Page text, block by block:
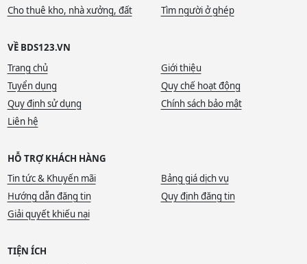
Cho thuê kho, nhà xưởng, đất
Tìm người ở ghép
VỀ BDS123.VN
Trang chủ
Giới thiệu
Tuyển dụng
Quy chế hoạt động
Quy định sử dụng
Chính sách bảo mật
Liên hệ
HỖ TRỢ KHÁCH HÀNG
Tin tức & Khuyến mãi
Bảng giá dịch vụ
Hướng dẫn đăng tin
Quy định đăng tin
Giải quyết khiếu nại
TIỆN ÍCH